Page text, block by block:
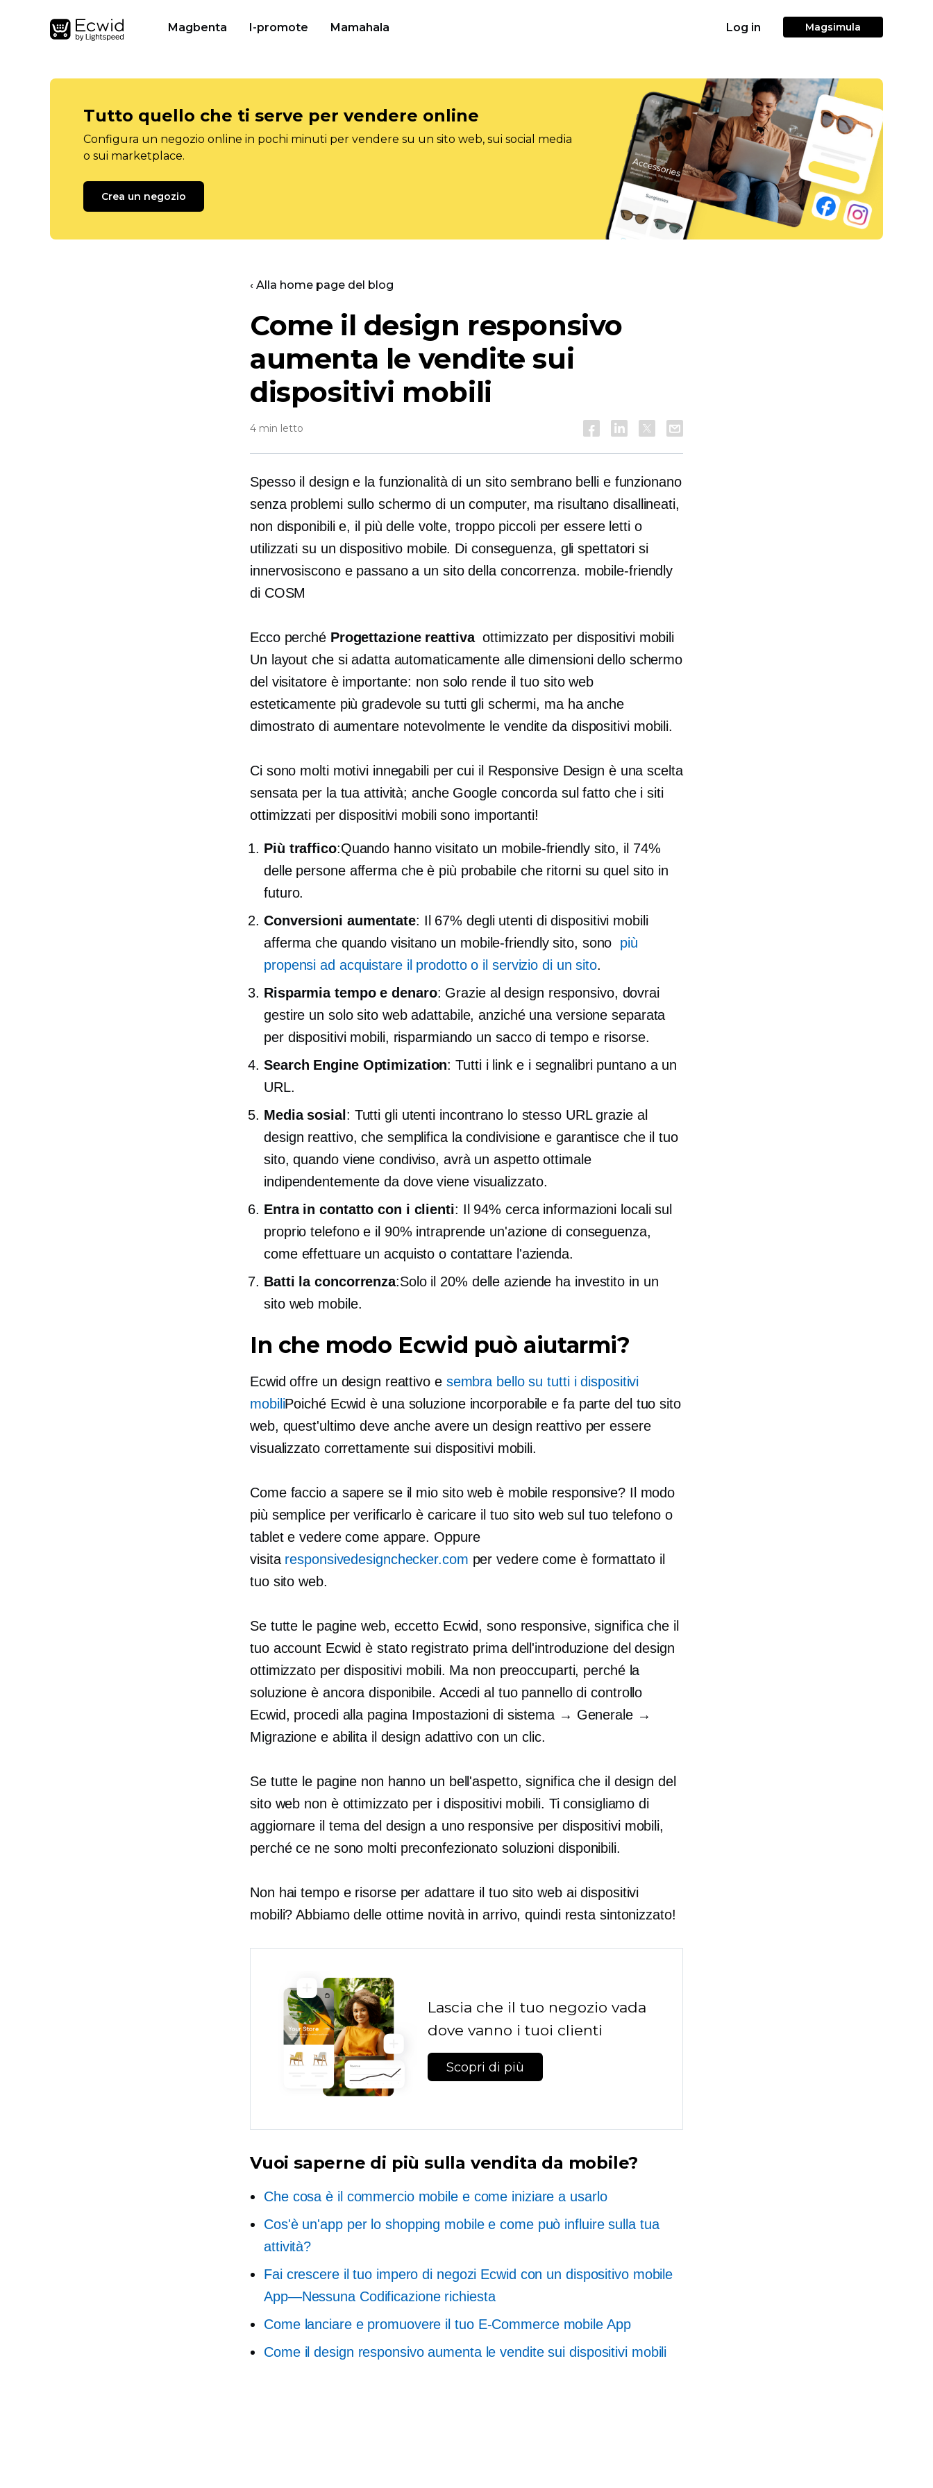
Magbenta I-promote Mamahala Log in Magsimula
Tutto quello che ti serve per vendere online
Configura un negozio online in pochi minuti per vendere su un sito web, sui social media
o sui marketplace.
Crea un negozio
‹ Alla home page del blog
Come il design responsivo
aumenta le vendite sui
dispositivi mobili
4 min letto
Spesso il design e la funzionalità di un sito sembrano belli e funzionano
senza problemi sullo schermo di un computer, ma risultano disallineati,
non disponibili e, il più delle volte, troppo piccoli per essere letti o
utilizzati su un dispositivo mobile. Di conseguenza, gli spettatori si
innervosiscono e passano a un sito della concorrenza. mobile-friendly
di COSM
Ecco perché Progettazione reattiva ottimizzato per dispositivi mobili
Un layout che si adatta automaticamente alle dimensioni dello schermo
del visitatore è importante: non solo rende il tuo sito web
esteticamente più gradevole su tutti gli schermi, ma ha anche
dimostrato di aumentare notevolmente le vendite da dispositivi mobili.
Ci sono molti motivi innegabili per cui il Responsive Design è una scelta
sensata per la tua attività; anche Google concorda sul fatto che i siti
ottimizzati per dispositivi mobili sono importanti!
Più traffico:Quando hanno visitato un mobile-friendlysito, il 74%
delle persone afferma che è più probabile che ritorni su quel sito in
futuro.
Conversioni aumentate: Il 67% degli utenti di dispositivi mobili
afferma che quando visitano un mobile-friendlysito, sono più
propensi ad acquistare il prodotto o il servizio di un sito.
Risparmia tempo e denaro: Grazie al design responsivo, dovrai
gestire un solo sito web adattabile, anziché una versione separata
per dispositivi mobili, risparmiando un sacco di tempo e risorse.
Search Engine Optimization: Tutti i link e i segnalibri puntano a un
URL.
Media sosial : Tutti gli utenti incontrano lo stesso URL grazie al
design reattivo, che semplifica la condivisione e garantisce che il tuo
sito, quando viene condiviso, avrà un aspetto ottimale
indipendentemente da dove viene visualizzato.
Entra in contatto con i clienti: Il 94% cerca informazioni locali sul
proprio telefono e il 90% intraprende un'azione di conseguenza,
come effettuare un acquisto o contattare l'azienda.
Batti la concorrenza:Solo il 20% delle aziende ha investito in un
sito web mobile.
In che modo Ecwid può aiutarmi?
Ecwid offre un design reattivo e sembra bello su tutti i dispositivi
mobiliPoiché Ecwid è una soluzione incorporabile e fa parte del tuo sito
web, quest'ultimo deve anche avere un design reattivo per essere
visualizzato correttamente sui dispositivi mobili.
Come faccio a sapere se il mio sito web è mobile responsive? Il modo
più semplice per verificarlo è caricare il tuo sito web sul tuo telefono o
tablet e vedere come appare. Oppure
visita responsivedesignchecker.com per vedere come è formattato il
tuo sito web.
Se tutte le pagine web, eccetto Ecwid, sono responsive, significa che il
tuo account Ecwid è stato registrato prima dell'introduzione del design
ottimizzato per dispositivi mobili. Ma non preoccuparti, perché la
soluzione è ancora disponibile. Accedi al tuo pannello di controllo
Ecwid, procedi alla pagina Impostazioni di sistema → Generale →
Migrazione e abilita il design adattivo con un clic.
Se tutte le pagine non hanno un bell'aspetto, significa che il design del
sito web non è ottimizzato per i dispositivi mobili. Ti consigliamo di
aggiornare il tema del design a uno responsive per dispositivi mobili,
perché ce ne sono molti preconfezionato soluzioni disponibili.
Non hai tempo e risorse per adattare il tuo sito web ai dispositivi
mobili? Abbiamo delle ottime novità in arrivo, quindi resta sintonizzato!
Lascia che il tuo negozio vada
dove vanno i tuoi clienti
Scopri di più
Vuoi saperne di più sulla vendita da mobile?
Che cosa è il commercio mobile e come iniziare a usarlo
Cos'è un'app per lo shopping mobile e come può influire sulla tua
attività?
Fai crescere il tuo impero di negozi Ecwid con un dispositivo mobile
App—NessunaCodificazione richiesta
Come lanciare e promuovere il tuo E-Commercemobile App
Come il design responsivo aumenta le vendite sui dispositivi mobili